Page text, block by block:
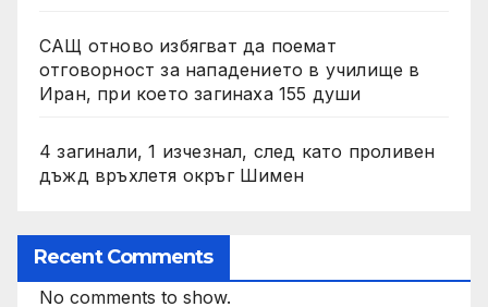
САЩ отново избягват да поемат
отговорност за нападението в училище в
Иран, при което загинаха 155 души
4 загинали, 1 изчезнал, след като проливен
дъжд връхлетя окръг Шимен
Recent Comments
No comments to show.